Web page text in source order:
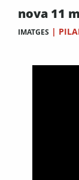
nova 11
IMATGES |